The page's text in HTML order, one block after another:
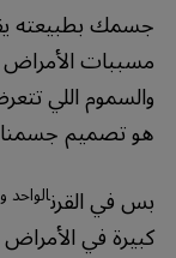
جسمك بطبيعته
مسببات الأمراض
والسموم اللي
هو تصميم
بس في القرن
كبيرة في